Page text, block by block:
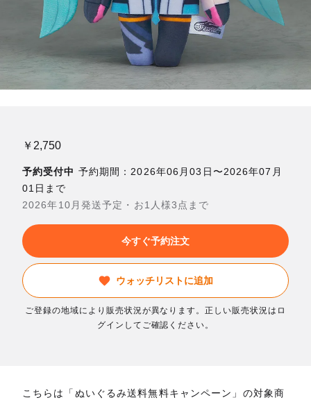
￥2,750
予約受付中 予約期間：2026年06月03日〜2026年07月
01日まで
2026年10月発送予定・お1人様3点まで
今すぐ予約注文
ウォッチリストに追加
ご登録の地域により販売状況が異なります。正しい販売状況はロ
グインしてご確認ください。
こちらは「ぬいぐるみ送料無料キャンペーン」の対象商